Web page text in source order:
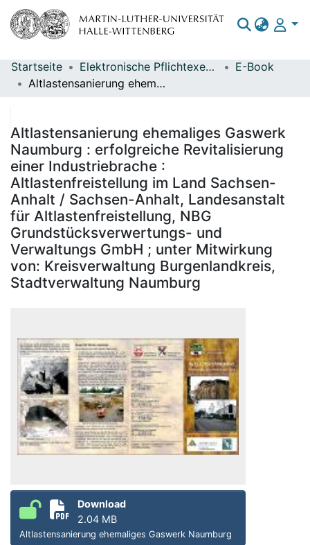
Bereiche & Sammlungen
Statistiken
Startseite Elektronische Pflichtexemplare
E-Book
Altlastensanierung ehemaliges Gaswerk Naumburg : erfolgreiche Revitalisierung einer Industriebrache : Altlastenfreistellung im Land Sachsen-Anhalt / Sachsen-Anhalt, Landesanstalt für Altlastenfreistellung, NBG Grundstücksverwertungs- und Verwaltungs GmbH ; unter Mitwirkung von: Kreisverwaltung Burgenlandkreis, Stadtverwaltung Naumburg
Altlastensanierung ehemaliges Gaswerk
Naumburg : erfolgreiche Revitalisierung
einer Industriebrache :
Altlastenfreistellung im Land Sachsen-
Anhalt / Sachsen-Anhalt, Landesanstalt
für Altlastenfreistellung, NBG
Grundstücksverwertungs- und
Verwaltungs GmbH ; unter Mitwirkung
von: Kreisverwaltung Burgenlandkreis,
Stadtverwaltung Naumburg
Download
2.04 MB
Altlastensanierung ehemaliges Gaswerk Naumburg